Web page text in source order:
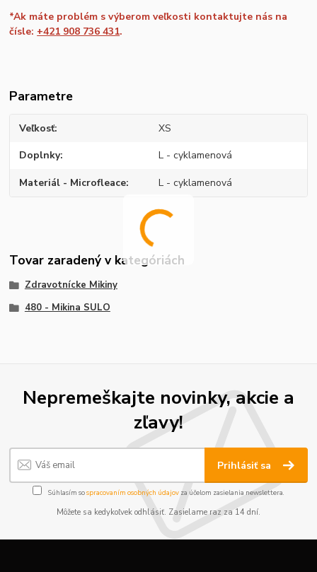
*Ak máte problém s výberom veľkosti kontaktujte nás na
čísle: +421 908 736 431.
Parametre
Veľkosť XS
Doplnky L - cyklamenová
Materiál - Microfleace L - cyklamenová
Tovar zaradený v kategóriách
Zdravotnícke Mikiny
480 - Mikina SULO
Nepremeškajte novinky, akcie a
zľavy!
Prihlásiť sa
Súhlasím sospracovaním osobných údajov za účelom zasielania newslettera.
Môžete sa kedykoľvek odhlásiť. Zasielame raz za 14 dní.